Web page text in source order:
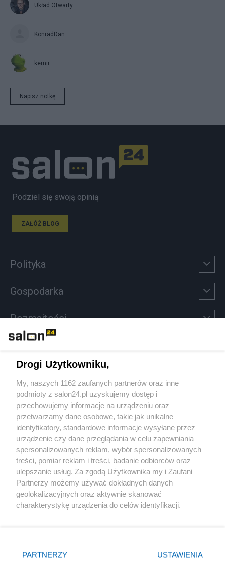
Układ Otwarty
KonradDan
kemir
Napisz notkę
Podziel się swoją opinią
ZAŁÓŻ BLOG
Polityka
Gospodarka
Rozmaitości
Sport
Społeczeństwo
Kultura
X Facebook Instagram Youtube
Drogi Użytkowniku,
My, naszych 1162 zaufanych partnerów oraz inne
podmioty z salon24.pl uzyskujemy dostęp i
przechowujemy informacje na urządzeniu oraz
przetwarzamy dane osobowe, takie jak unikalne
identyfikatory, standardowe informacje wysyłane przez
urządzenie czy dane przeglądania w celu zapewniania
spersonalizowanych reklam, wybór spersonalizowanych
treści, pomiar reklam i treści, badanie odbiorców oraz
ulepszanie usług. Za zgodą Użytkownika my i Zaufani
Partnerzy możemy używać dokładnych danych
geolokalizacyjnych oraz aktywnie skanować
charakterystykę urządzenia do celów identyfikacji.
zmienić/wycofać klikając przycisk ustawień prywatności
znajdujący się w lewym dolnym rogu strony
PARTNERZY USTAWIENIA